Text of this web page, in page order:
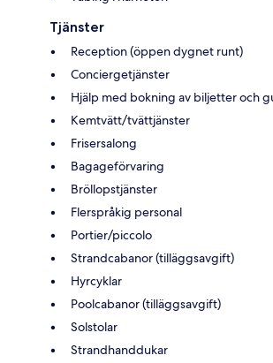
Tjänster
Reception (öppen dygnet runt)
Conciergetjänster
Hjälp med bokning av biljetter och
Kemtvätt/tvättjänster
Frisersalong
Bagageförvaring
Bröllopstjänster
Flerspråkig personal
Portier/piccolo
Strandcabanor (tilläggsavgift)
Hyrcyklar
Poolcabanor (tilläggsavgift)
Solstolar
Strandhanddukar